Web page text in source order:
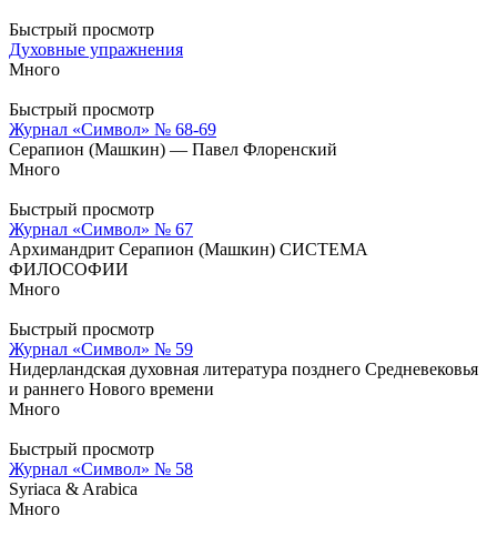
Быстрый просмотр
Духовные упражнения
Много
Быстрый просмотр
Журнал «Символ» № 68-69
Серапион (Машкин) — Павел Флоренский
Много
Быстрый просмотр
Журнал «Символ» № 67
Архимандрит Серапион (Машкин) СИСТЕМА
ФИЛОСОФИИ
Много
Быстрый просмотр
Журнал «Символ» № 59
Нидерландская духовная литература позднего Средневековья
и раннего Нового времени
Много
Быстрый просмотр
Журнал «Символ» № 58
Syriaca & Arabica
Много